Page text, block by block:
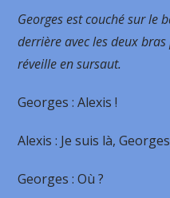
Georges est couché sur le
derrière avec les deux
réveille en sursaut.
Georges : Alexis !
Alexis : Je suis là,
Georges : Où ?